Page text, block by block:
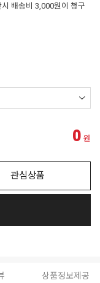
배송비 3,000원이 청구
0 원
관심상품
상품정보제공